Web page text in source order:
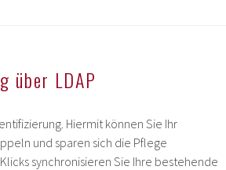
über LDAP
Hiermit können Sie Ihr
und sparen sich die Pflege
synchronisieren Sie Ihre bestehende